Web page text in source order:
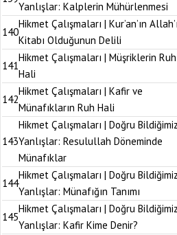
Yanlışlar: Kalplerin Mühürlenmesi
140
Hikmet Çalışmaları | Kur’an’ın
Kitabı Olduğunun Delili
141
Hikmet Çalışmaları | Müşriklerin Ruh
Hali
142
Hikmet Çalışmaları | Kafir ve
Münafıkların Ruh Hali
143
Hikmet Çalışmaları | Doğru Bildiğimiz
Yanlışlar: Resulullah Döneminde
Münafıklar
144
Hikmet Çalışmaları | Doğru Bildiğimiz
Yanlışlar: Münafığın Tanımı
145
Hikmet Çalışmaları | Doğru Bildiğimiz
Yanlışlar: Kafir Kime Denir?